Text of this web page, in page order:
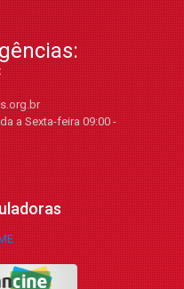
a Sexta-feira 09:00 -